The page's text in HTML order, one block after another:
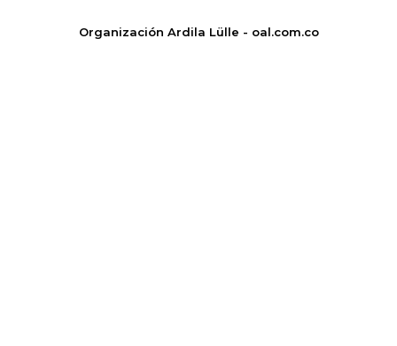
Organización Ardila Lülle - oal.com.co